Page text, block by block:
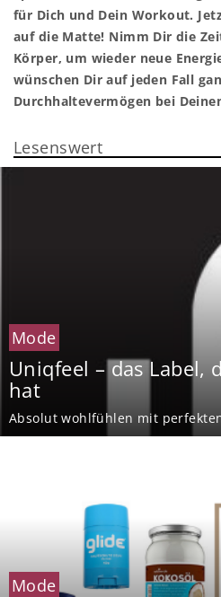
für Dich und Dein Workout.
auf die Matte! Nimm Dir die
Körper, um wieder neue
wünschen Dir auf jeden Fall
Durchhaltevermögen bei
Lesenswert
Mode
Uniqfeel – das Label,
hat
Absolut wohlfühlen mit
Mode